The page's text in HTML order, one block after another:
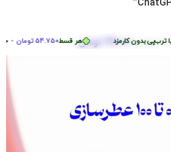
هر قسط54.750تومان • خرید بدون کارمزد
تومان 219.000 تومان